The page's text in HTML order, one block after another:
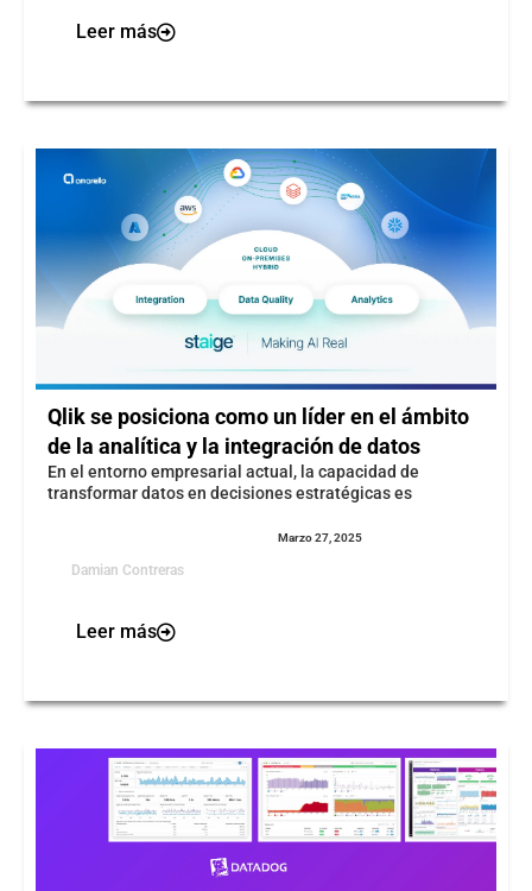
Leer más
Qlik se posiciona como un líder en el ámbito
de la analítica y la integración de datos​
​En el entorno empresarial actual, la capacidad de
transformar datos en decisiones estratégicas es
Damian Contreras
Marzo 27, 2025
Leer más